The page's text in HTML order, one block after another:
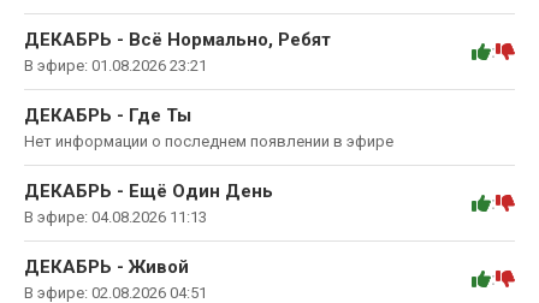
ДЕКАБРЬ - Всё Нормально, Ребят
В эфире: 01.08.2026 23:21
:
ДЕКАБРЬ - Где Ты
Нет информации о последнем появлении в эфире
ДЕКАБРЬ - Ещё Один День
В эфире: 04.08.2026 11:13
:
ДЕКАБРЬ - Живой
В эфире: 02.08.2026 04:51
: